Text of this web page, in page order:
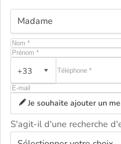
+33
Je souhaite ajouter un
S'agit-il d'une recherche